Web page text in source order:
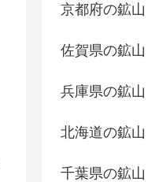
京都府の鉱山
佐賀県の鉱山
兵庫県の鉱山
北海道の鉱山
千葉県の鉱山